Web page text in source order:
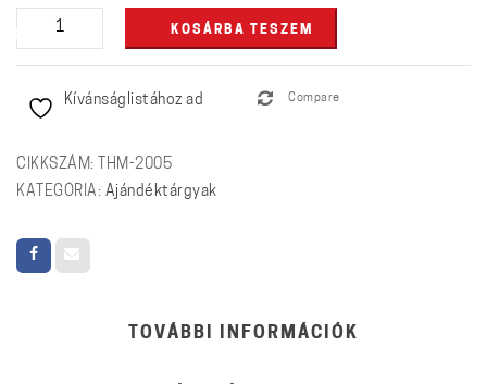
Hűtőmágnes
-
Háza
mennyiség
KOSÁRBA TESZEM
Kívánságlistához ad Compare
CIKKSZÁM:
THM-2005
KATEGÓRIA: Ajándéktárgyak
TOVÁBBI INFORMÁCIÓK